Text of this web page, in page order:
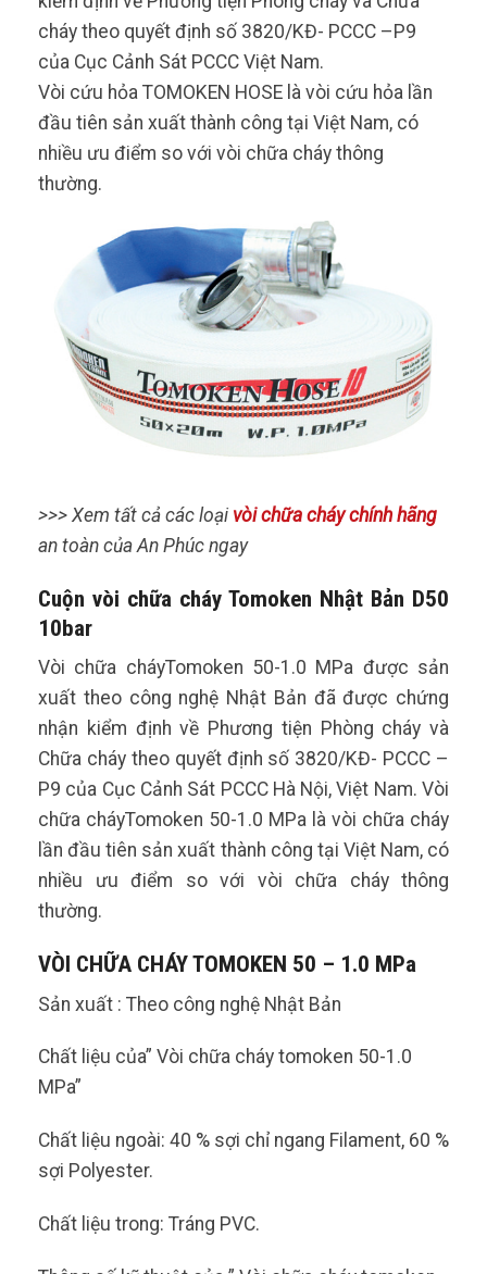
cháy theo quyết định số 3820/KĐ- PCCC –P9
của Cục Cảnh Sát PCCC Việt Nam.
Vòi cứu hỏa TOMOKEN HOSE là vòi cứu hỏa lần
đầu tiên sản xuất thành công tại Việt Nam, có
nhiều ưu điểm so với vòi chữa cháy thông
thường.
>>> Xem tất cả các loại vòi chữa cháy chính hãng
an toàn của An Phúc ngay
Cuộn vòi chữa cháy Tomoken Nhật Bản D50
10bar
Vòi chữa cháyTomoken 50-1.0 MPa được sản
xuất theo công nghệ Nhật Bản đã được chứng
nhận kiểm định về Phương tiện Phòng cháy và
Chữa cháy theo quyết định số 3820/KĐ- PCCC –
P9 của Cục Cảnh Sát PCCC Hà Nội, Việt Nam. Vòi
chữa cháyTomoken 50-1.0 MPa là vòi chữa cháy
lần đầu tiên sản xuất thành công tại Việt Nam, có
nhiều ưu điểm so với vòi chữa cháy thông
thường.
VÒI CHỮA CHÁY TOMOKEN 50 – 1.0 MPa
Sản xuất : Theo công nghệ Nhật Bản
Chất liệu của” Vòi chữa cháy tomoken 50-1.0
MPa”
Chất liệu ngoài: 40 % sợi chỉ ngang Filament, 60 %
sợi Polyester.
Chất liệu trong: Tráng PVC.